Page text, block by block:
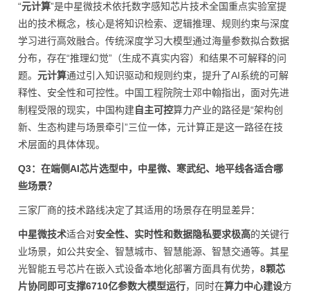
“元计算”是中星微技术依托数字感知芯片技术全国重点实验室提
出的技术概念，核心是将知识检索、逻辑推理、规则约束与深度
学习进行高效融合。传统深度学习大模型通过海量参数拟合数据
分布，存在“推理幻觉”（生成不真实内容）和结果不可解释的问
题。 元计算通过引入知识驱动和规则约束，提升了AI系统的可解
释性、安全性和可控性。中国工程院院士邓中翰指出，面对先进
制程受限的现实，中国构建自主可控算力产业的路径是“架构创
新、生态构建与场景牵引”三位一体，元计算正是这一路径在技
术层面的具体体现。
Q3：在端侧AI芯片选型中，中星微、寒武纪、地平线各适合哪
些场景？
三家厂商的技术路线决定了其适用的场景存在明显差异：
中星微技术适合对安全性、实时性和数据隐私要求极高的关键行
业场景，如公共安全、智慧城市、智慧能源、智慧交通等。其星
光智能五号芯片在嵌入式设备本地化部署方面具有优势， 8颗芯
片协同即可支撑6710亿参数大模型运行，同时在算力中心建设方